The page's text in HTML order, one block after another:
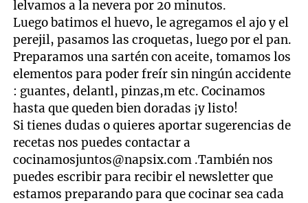
lelvamos a la nevera por 20 minutos.
Luego batimos el huevo, le agregamos el ajo y el
perejil, pasamos las croquetas, luego por el pan.
Preparamos una sartén con aceite, tomamos los
elementos para poder freír sin ningún accidente
: guantes, delantl, pinzas,m etc. Cocinamos
hasta que queden bien doradas ¡y listo!
Si tienes dudas o quieres aportar sugerencias de
recetas nos puedes contactar a
cocinamosjuntos@napsix.com .También nos
puedes escribir para recibir el newsletter que
estamos preparando para que cocinar sea cada